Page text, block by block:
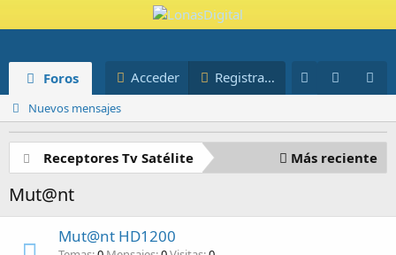
Foros Blog
Acceder
Registrarse
Nuevos mensajes
Receptores Tv Satélite Más reciente
Mut@nt
Mut@nt HD1200